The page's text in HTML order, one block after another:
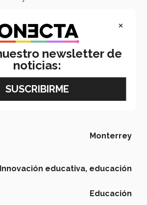
INTERESAR LEER:
Monterrey
Innovación educativa, educación
Educación
×
newsletter de
noticias: